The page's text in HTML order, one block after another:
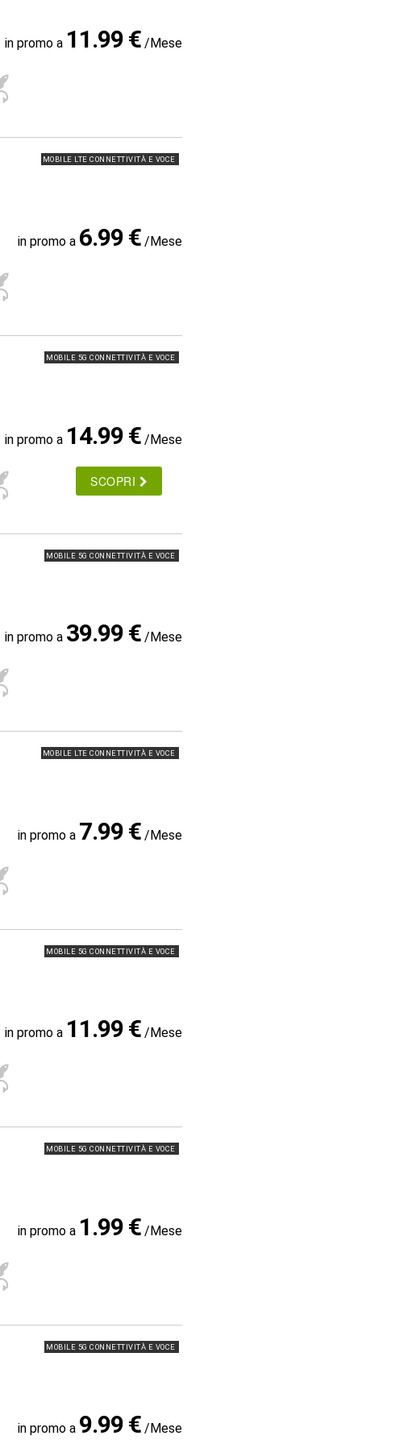
in promo a 11.99 € /Mese
MOBILE LTE CONNETTIVITÀ E VOCE
in promo a 6.99 € /Mese
MOBILE 5G CONNETTIVITÀ E VOCE
in promo a 14.99 € /Mese
SCOPRI
MOBILE 5G CONNETTIVITÀ E VOCE
in promo a 39.99 € /Mese
MOBILE LTE CONNETTIVITÀ E VOCE
in promo a 7.99 € /Mese
MOBILE 5G CONNETTIVITÀ E VOCE
in promo a 11.99 € /Mese
MOBILE 5G CONNETTIVITÀ E VOCE
in promo a 1.99 € /Mese
MOBILE 5G CONNETTIVITÀ E VOCE
in promo a 9.99 € /Mese